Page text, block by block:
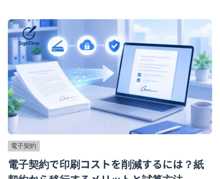
電子契約
電子契約で印刷コストを削減するには？紙